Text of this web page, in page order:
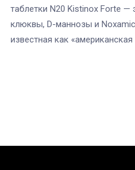
таблетки N20 Kistinox Forte —
клюквы, D-маннозы и
известная как «американская